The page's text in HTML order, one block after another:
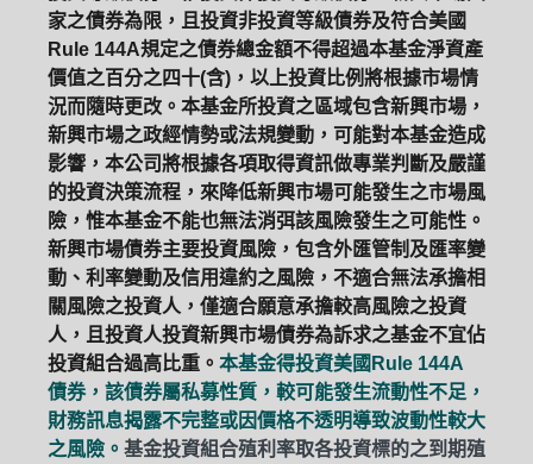
家之債券為限，且投資非投資等級債券及符合美國
Rule 144A規定之債券總金額不得超過本基金淨資產
價值之百分之四十(含)，以上投資比例將根據市場情
況而隨時更改。本基金所投資之區域包含新興市場，
新興市場之政經情勢或法規變動，可能對本基金造成
影響，本公司將根據各項取得資訊做專業判斷及嚴謹
的投資決策流程，來降低新興市場可能發生之市場風
險，惟本基金不能也無法消弭該風險發生之可能性。
新興市場債券主要投資風險，包含外匯管制及匯率變
動、利率變動及信用違約之風險，不適合無法承擔相
關風險之投資人，僅適合願意承擔較高風險之投資
人，且投資人投資新興市場債券為訴求之基金不宜佔
投資組合過高比重。 本基金得投資美國Rule 144A
債券，該債券屬私募性質，較可能發生流動性不足，
財務訊息揭露不完整或因價格不透明導致波動性較大
之風險。 基金投資組合殖利率取各投資標的之到期殖